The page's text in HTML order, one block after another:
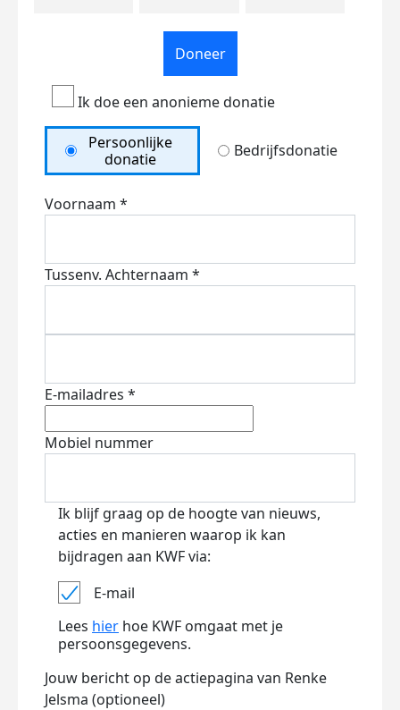
Doneer
Ik doe een anonieme donatie
Persoonlijke
donatie
Bedrijfsdonatie
Voornaam *
Tussenv. Achternaam *
E-mailadres *
Mobiel nummer
Ik blijf graag op de hoogte van nieuws,
acties en manieren waarop ik kan
bijdragen aan KWF via:
E-mail
Lees hier hoe KWF omgaat met je
persoonsgegevens.
Jouw bericht op de actiepagina van Renke
Jelsma (optioneel)